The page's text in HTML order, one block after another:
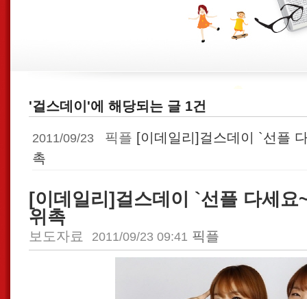
'걸스데이'에 해당되는 글 1건
2011/09/23 픽플 [이데일리]걸스데이 `선플
촉
[이데일리]걸스데이 `선플 다세요
위촉
보도자료 2011/09/23 09:41 픽플